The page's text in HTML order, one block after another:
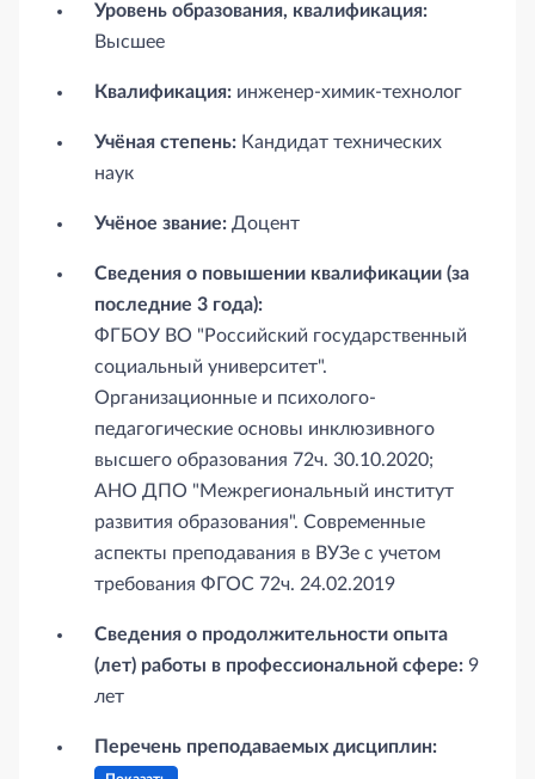
Уровень образования, квалификация:
Высшее
Квалификация: инженер-химик-технолог
Учёная степень: Кандидат технических
наук
Учёное звание: Доцент
Сведения о повышении квалификации (за
последние 3 года):
ФГБОУ ВО "Российский государственный
социальный университет".
Организационные и психолого-
педагогические основы инклюзивного
высшего образования 72ч. 30.10.2020;
АНО ДПО "Межрегиональный институт
развития образования". Современные
аспекты преподавания в ВУЗе с учетом
требования ФГОС 72ч. 24.02.2019
Сведения о продолжительности опыта
(лет) работы в профессиональной сфере: 9
лет
Перечень преподаваемых дисциплин: